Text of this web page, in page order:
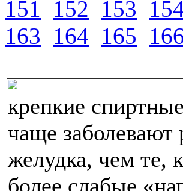
151
152 153
163 164 165
крепкие
чаще заболевают
желудка, чем те,
более слабые